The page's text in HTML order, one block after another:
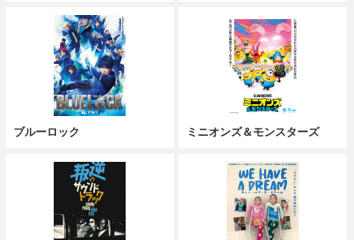
ブルーロック ミニオンズ＆モンスターズ